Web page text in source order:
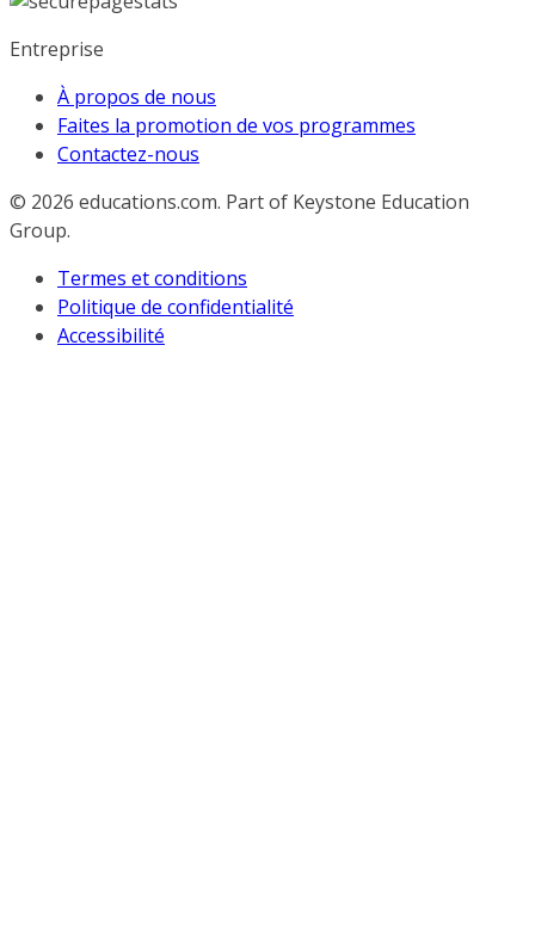
Entreprise
À propos de nous
Faites la promotion de vos programmes
Contactez-nous
© 2026 educations.com. Part of Keystone Education
Group.
Termes et conditions
Politique de confidentialité
Accessibilité